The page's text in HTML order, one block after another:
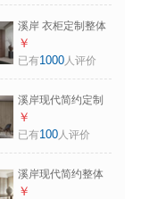
溪岸 衣柜定制整体
轻奢开放衣帽间谷
仓风卧室柜子组合
￥
已有1000人评价
溪岸现代简约定制
衣柜整体走入式衣
帽间小衣橱设计装
￥
已有100人评价
溪岸现代简约整体
衣柜定制整体卧室
￥